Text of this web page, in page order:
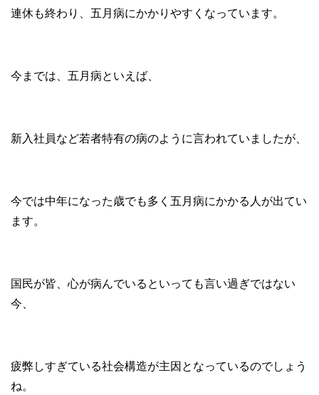
連休も終わり、五月病にかかりやすくなっています。
今までは、五月病といえば、
新入社員など若者特有の病のように言われていましたが、
今では中年になった歳でも多く五月病にかかる人が出てい
ます。
国民が皆、心が病んでいるといっても言い過ぎではない
今、
疲弊しすぎている社会構造が主因となっているのでしょう
ね。